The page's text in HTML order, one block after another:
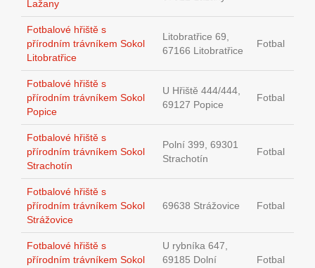
Lažany
Fotbalové hřiště s
přírodním trávníkem Sokol
Litobratřice
Litobratřice 69,
67166 Litobratřice
Fotbal
Fotbalové hřiště s
přírodním trávníkem Sokol
Popice
U Hřiště 444/444,
69127 Popice
Fotbal
Fotbalové hřiště s
přírodním trávníkem Sokol
Strachotín
Polní 399, 69301
Strachotín
Fotbal
Fotbalové hřiště s
přírodním trávníkem Sokol
Strážovice
69638 Strážovice Fotbal
Fotbalové hřiště s
přírodním trávníkem Sokol
U rybníka 647,
69185 Dolní
Fotbal